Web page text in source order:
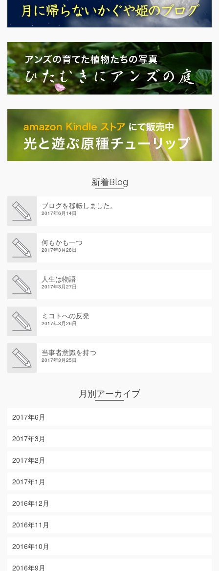
新着Blog
ブログを移転しました。
2017年6月14日
何もかも一つ
2017年3月28日
人生は物語
2017年3月27日
ミコトへの反発
2017年3月26日
当事者意識を持つ
2017年3月25日
月別アーカイブ
2017年6月
2017年3月
2017年2月
2017年1月
2016年12月
2016年11月
2016年10月
2016年9月